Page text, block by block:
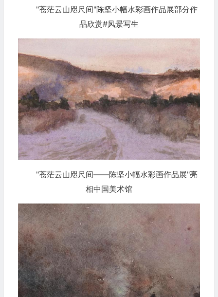
"苍茫云山咫尺间"陈坚小幅水彩画作品展部分作
品欣赏#风景写生
"苍茫云山咫尺间——陈坚小幅水彩画作品展"亮
相中国美术馆